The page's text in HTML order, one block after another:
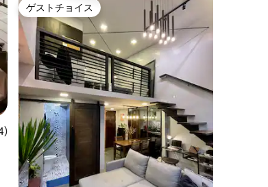
件、5つ星中4.91つ星の平均評価
ゲストチョイス
ゲストチョイス